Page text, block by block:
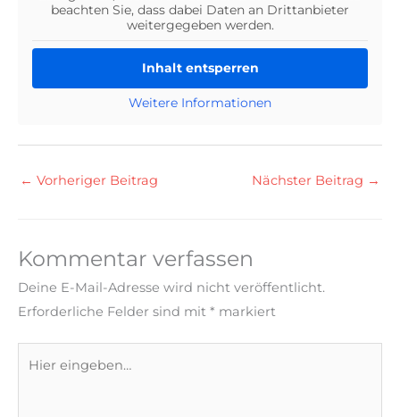
beachten Sie, dass dabei Daten an Drittanbieter
weitergegeben werden.
Inhalt entsperren
Weitere Informationen
← Vorheriger Beitrag Nächster Beitrag →
Kommentar verfassen
Deine E-Mail-Adresse wird nicht veröffentlicht.
Erforderliche Felder sind mit * markiert